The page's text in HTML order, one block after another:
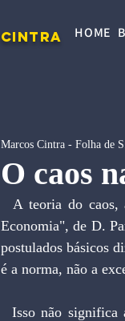
CINTRA HOME
O caos
Marcos Cintra - Folha de
  A teoria do caos, analisada em recente publicação do Instituto Liberal -"Caos, Administração e
Economia", de D.
postulados básicos
é a norma, não a
  Isso não significa a inexistência de relações causais. Mas sim que elas são altamente complexas